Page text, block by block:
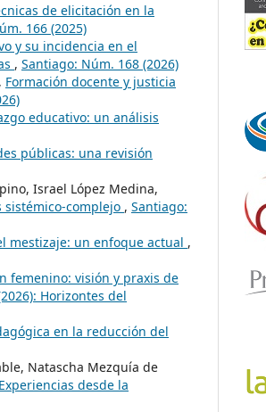
de elicitación en la
166 (2025)
y su incidencia en el
, Santiago: Núm. 168 (2026)
Formación docente y justicia
educativo: un análisis
públicas: una revisión
Israel López Medina,
sistémico-complejo , Santiago:
mestizaje: un enfoque actual ,
femenino: visión y praxis de
Horizontes del
en la reducción del
Natascha Mezquía de
desde la